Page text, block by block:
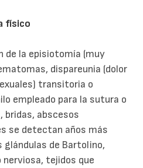
físico
de la episiotomía (muy
dispareunia (dolor
transitoria o
empleado para la sutura o
bridas, abscesos
se detectan años más
de Bartolino,
tejidos que